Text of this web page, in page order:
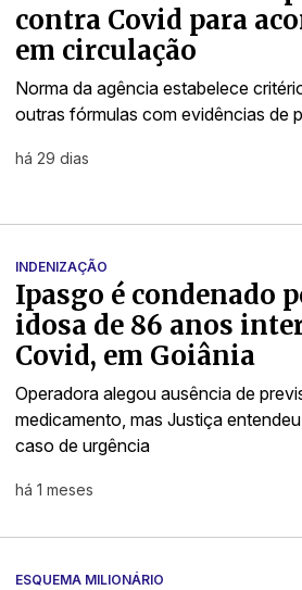
contra Covid para
em circulação
Norma da agência estabelece
outras fórmulas com evidências de
há 29 dias
INDENIZAÇÃO
Ipasgo é condenado
idosa de 86 anos
Covid, em Goiânia
Operadora alegou ausência de
medicamento, mas Justiça
caso de urgência
há 1 meses
ESQUEMA MILIONÁRIO